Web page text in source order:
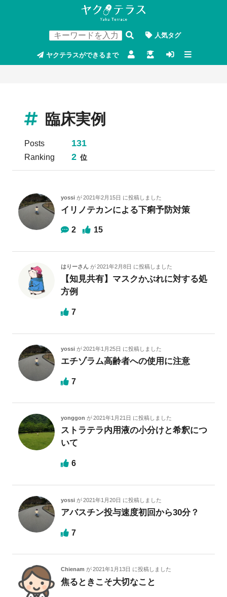
人気タグ
ヤクテラスができるまで
臨床実例
Posts 131
Ranking 2 位
yossi が 2021年2月15日 に投稿しました
イリノテカンによる下痢予防対策
2 15
はりーさん が 2021年2月8日 に投稿しました
【知見共有】マスクかぶれに対する処
方例
7
yossi が 2021年1月25日 に投稿しました
エチゾラム高齢者への使用に注意
7
yonggon が 2021年1月21日 に投稿しました
ストラテラ内用液の小分けと希釈につ
いて
6
yossi が 2021年1月20日 に投稿しました
アバスチン投与速度初回から30分？
7
Chienam が 2021年1月13日 に投稿しました
焦るときこそ大切なこと